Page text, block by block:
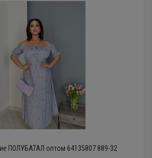
ПОЛУБАТАЛ оптом 64135807 889-32